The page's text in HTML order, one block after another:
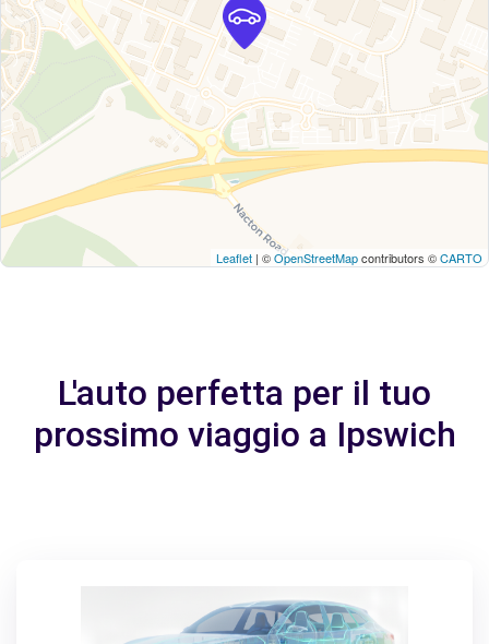
Leaflet | ©OpenStreetMapcontributors ©CARTO
L'auto perfetta per il tuo
prossimo viaggio a Ipswich